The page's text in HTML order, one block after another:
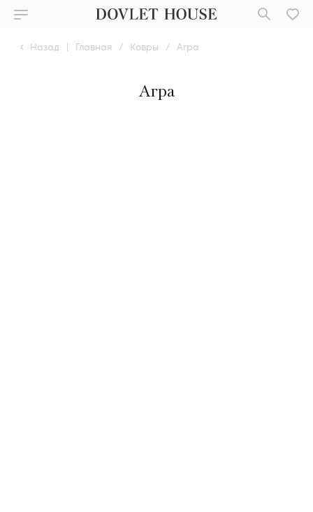
Назад | Главная / Ковры / Агра
Агра